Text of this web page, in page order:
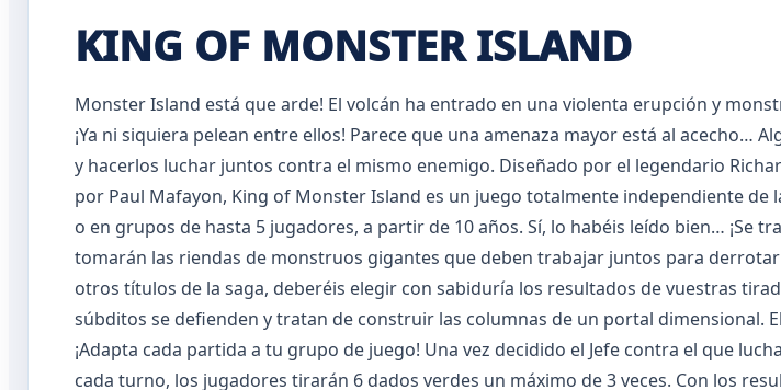
KING OF MONSTER ISLAND
Monster Island está que arde! El volcán ha entrado en una violenta erupción y
¡Ya ni siquiera pelean entre ellos! Parece que una amenaza mayor está al
y hacerlos luchar juntos contra el mismo enemigo. Diseñado por el legendario
por Paul Mafayon, King of Monster Island es un juego totalmente independiente
o en grupos de hasta 5 jugadores, a partir de 10 años. Sí, lo habéis leído bien… ¡Se
tomarán las riendas de monstruos gigantes que deben trabajar juntos para
otros títulos de la saga, deberéis elegir con sabiduría los resultados de vuestras
súbditos se defienden y tratan de construir las columnas de un portal dimensional.
¡Adapta cada partida a tu grupo de juego! Una vez decidido el Jefe contra el que
cada turno, los jugadores tirarán 6 dados verdes un máximo de 3 veces. Con los